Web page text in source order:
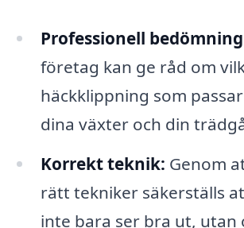
Professionell
företag kan ge råd om
häckklippning som
dina växter och din
Korrekt teknik: Genom
rätt tekniker säkerställs
inte bara ser bra ut, utan